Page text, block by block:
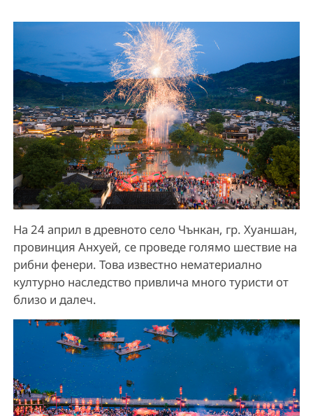
На 24 април в древното село Чънкан, гр. Хуаншан,
провинция Анхуей, се проведе голямо шествие на
рибни фенери. Това известно нематериално
културно наследство привлича много туристи от
близо и далеч.